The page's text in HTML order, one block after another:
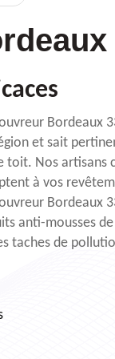
Bordeaux
et sait
toit. Nos artisans
à vos
Bordeaux
anti-mousses
taches de